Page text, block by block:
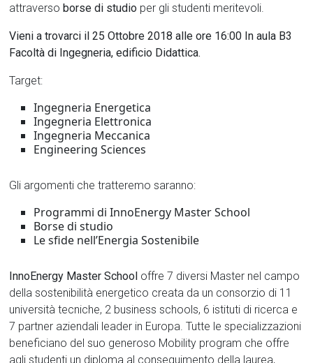
attraversoborse di studio per gli studenti meritevoli.
Vieni a trovarci il 25 Ottobre 2018 alle ore 16:00 In aula B3
Facoltà di Ingegneria, edificio Didattica.
Target:
Ingegneria Energetica
Ingegneria Elettronica
Ingegneria Meccanica
Engineering Sciences
Gli argomenti che tratteremo saranno:
Programmi di InnoEnergy Master School
Borse di studio
Le sfide nell’Energia Sostenibile
InnoEnergy Master School offre 7 diversi Master nel campo
della sostenibilità energetico creata da un consorzio di 11
università tecniche, 2 business schools, 6 istituti di ricerca e
7 partner aziendali leader in Europa. Tutte le specializzazioni
beneficiano del suo generoso Mobility program che offre
agli studenti un diploma al conseguimento della laurea,